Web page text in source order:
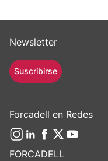
FORCADELL
Newsletter
Suscribirse
Forcadell en Redes